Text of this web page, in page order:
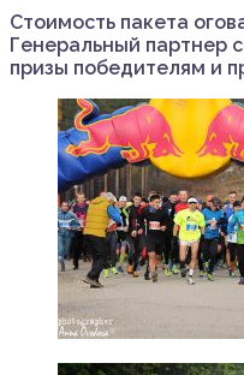
Стоимость пакета
Генеральный партнер
призы победителям и